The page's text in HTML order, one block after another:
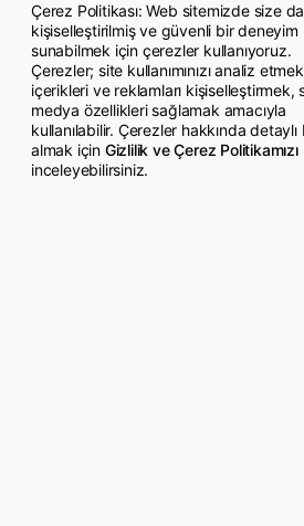
Evim sistemine tavan fiyatlar ve tek hak
Çerez Politikası: Web sitemizde size
kişiselleştirilmiş ve güvenli bir deneyim
sunabilmek için çerezler kullanıyoruz.
Çerezler; site kullanımınızı analiz
içerikleri ve reklamları kişiselleştirmek,
medya özellikleri sağlamak amacıyla
kullanılabilir. Çerezler hakkında detaylı
almak için Gizlilik ve Çerez Politikamızı
inceleyebilirsiniz.